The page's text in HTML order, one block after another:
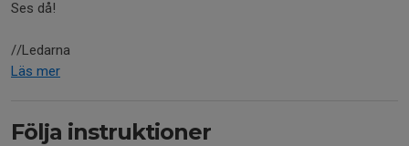
Ses då!
//Ledarna
Läs mer
Följa instruktioner